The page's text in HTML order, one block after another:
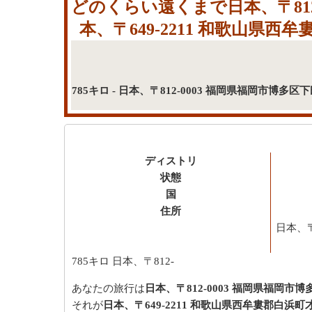
どのくらい遠くまで日本、〒
本、〒649-2211 和歌山県西牟
785キロ - 日本、〒812-0003 福岡県福岡市博多区
ディストリ
状態
国
住所
日本、
785キロ 日本、〒812-
あなたの旅行は 日本、〒812-0003 福岡県福岡市
それが 日本、〒649-2211 和歌山県西牟婁郡白浜